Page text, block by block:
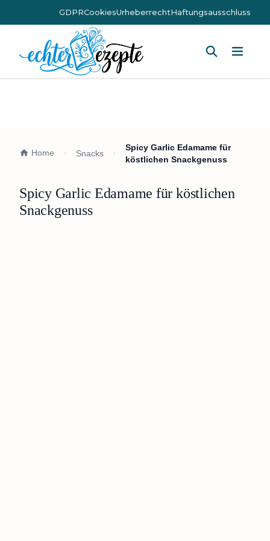
GDPRCookiesUrheberrechtHaftungsausschluss
Home Snacks
Spicy Garlic Edamame für
köstlichen Snackgenuss
Spicy Garlic Edamame für köstlichen
Snackgenuss